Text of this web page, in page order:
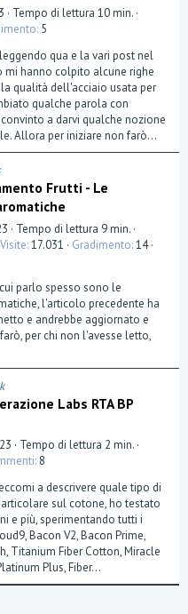
Tempo di lettura 10 min.
5
qua e la vari post nel
mi hanno colpito alcune righe
qualità dell'acciaio usata per
qualche parola con
a darvi qualche nozione
Allora per iniziare non farò...
Frutti - Le
Tempo di lettura 9 min.
Visite 17.031 Gradimento 14
parlo spesso sono le
l'articolo precedente ha
e andrebbe aggiornato e
per chi non l'avesse letto,
Labs RTA BP
Tempo di lettura 2 min.
8
a descrivere quale tipo di
sul cotone, ho testato
e più, sperimentando tutti i
Bacon V2, Bacon Prime,
Titanium Fiber Cotton, Miracle
Plus, Fiber...